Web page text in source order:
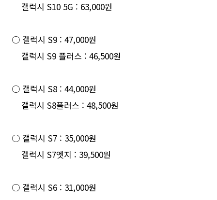
갤럭시 S10 5G : 63,000원
○ 갤럭시 S9 : 47,000원
갤럭시 S9 플러스 : 46,500원
○ 갤럭시 S8 : 44,000원
갤럭시 S8플러스 : 48,500원
○ 갤럭시 S7 : 35,000원
갤럭시 S7엣지 : 39,500원
○ 갤럭시 S6 : 31,000원